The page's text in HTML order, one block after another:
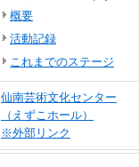
概要
活動記録
これまでのステージ
仙南芸術文化センター
（えずこホール）
※外部リンク